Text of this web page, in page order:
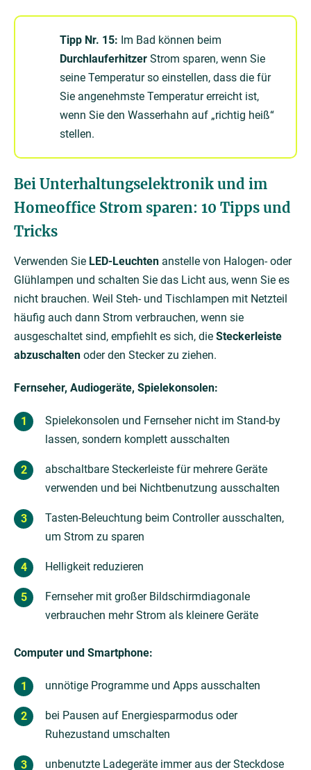
Tipp Nr. 15: Im Bad können beim
Durchlauferhitzer Strom sparen, wenn Sie
seine Temperatur so einstellen, dass die für
Sie angenehmste Temperatur erreicht ist,
wenn Sie den Wasserhahn auf „richtig heiß“
stellen.
Bei Unterhaltungselektronik und im
Homeoffice Strom sparen: 10 Tipps und
Tricks
Verwenden Sie LED-Leuchten anstelle von Halogen- oder
Glühlampen und schalten Sie das Licht aus, wenn Sie es
nicht brauchen. Weil Steh- und Tischlampen mit Netzteil
häufig auch dann Strom verbrauchen, wenn sie
ausgeschaltet sind, empfiehlt es sich, die Steckerleiste
abzuschalten oder den Stecker zu ziehen.
Fernseher, Audiogeräte, Spielekonsolen:
Spielekonsolen und Fernseher nicht im Stand-by
lassen, sondern komplett ausschalten
abschaltbare Steckerleiste für mehrere Geräte
verwenden und bei Nichtbenutzung ausschalten
Tasten-Beleuchtung beim Controller ausschalten,
um Strom zu sparen
Helligkeit reduzieren
Fernseher mit großer Bildschirmdiagonale
verbrauchen mehr Strom als kleinere Geräte
Computer und Smartphone:
unnötige Programme und Apps ausschalten
bei Pausen auf Energiesparmodus oder
Ruhezustand umschalten
unbenutzte Ladegeräte immer aus der Steckdose